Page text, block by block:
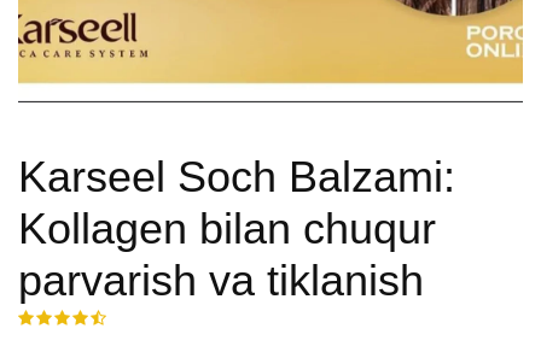
Karseel Soch Balzami:
Kollagen bilan chuqur
parvarish va tiklanish